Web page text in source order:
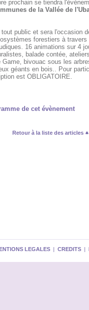
prochain se tiendra
de la Vallée de
public et sera l'occasion
forestiers à
16 animations sur 4
balade contée,
bivouac sous les
géants en bois.. Pour
est OBLIGATOIRE.
de cet évènement
Retour à la liste des articles
LEGALES | CREDITS |